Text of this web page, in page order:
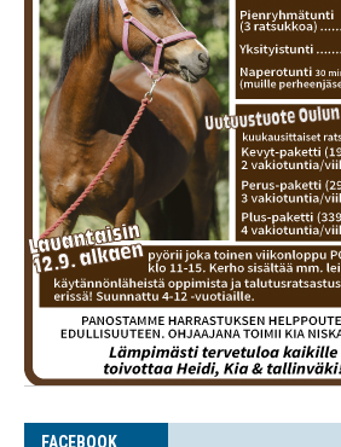
FACE­BOOK